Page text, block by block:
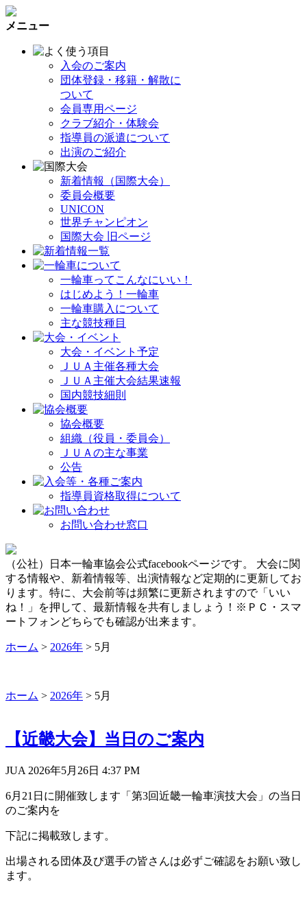
メニュー
入会のご案内
団体登録・移籍・解散に
ついて
会員専用ページ
クラブ紹介・体験会
指導員の派遣について
出演のご紹介
新着情報（国際大会）
委員会概要
UNICON
世界チャンピオン
国際大会 旧ページ
一輪車ってこんなにいい！
はじめよう！一輪車
一輪車購入について
主な競技種目
大会・イベント予定
ＪＵＡ主催各種大会
ＪＵＡ主催大会結果速報
国内競技細則
協会概要
組織（役員・委員会）
ＪＵＡの主な事業
公告
指導員資格取得について
お問い合わせ窓口
（公社）日本一輪車協会公式facebookページです。 大会に関
する情報や、新着情報等、出演情報など定期的に更新してお
ります。特に、大会前等は頻繁に更新されますので「いい
ね！」を押して、最新情報を共有しましょう！※ＰＣ・スマ
ートフォンどちらでも確認が出来ます。
ホーム > 2026年 > 5月
ホーム > 2026年 > 5月
【近畿大会】当日のご案内
JUA 2026年5月26日 4:37 PM
6月21日に開催致します「第3回近畿一輪車演技大会」の当日
のご案内を
下記に掲載致します。
出場される団体及び選手の皆さんは必ずご確認をお願い致し
ます。